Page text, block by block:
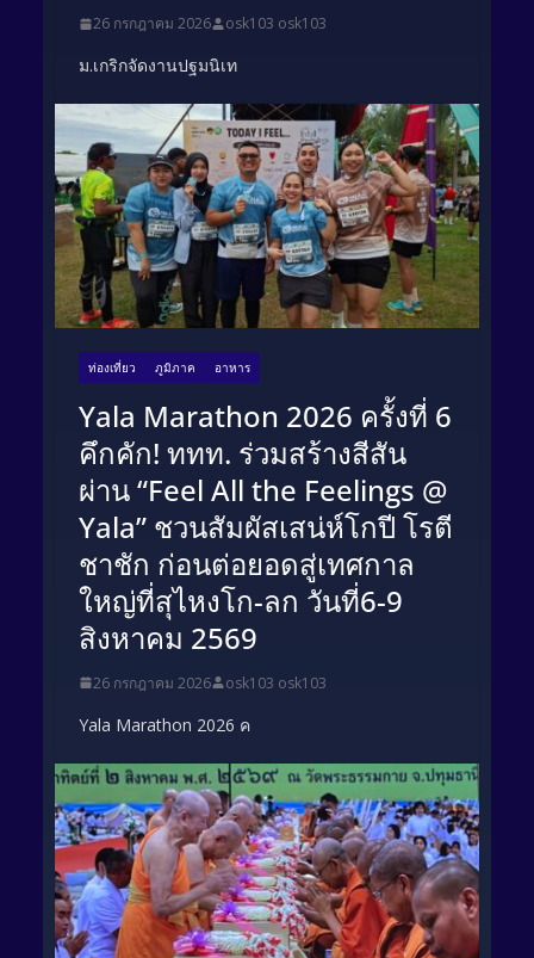
26 กรกฎาคม 2026 osk103 osk103
ม.เกริกจัดงานปฐมนิเท
ท่องเที่ยว ภูมิภาค อาหาร
Yala Marathon 2026 ครั้งที่ 6
คึกคัก! ททท. ร่วมสร้างสีสัน
ผ่าน “Feel All the Feelings @
Yala” ชวนสัมผัสเสน่ห์โกปี โรตี
ชาชัก ก่อนต่อยอดสู่เทศกาล
ใหญ่ที่สุไหงโก-ลก​ วันที่6-9
สิงหาคม 2569
26 กรกฎาคม 2026 osk103 osk103
Yala Marathon 2026 ค